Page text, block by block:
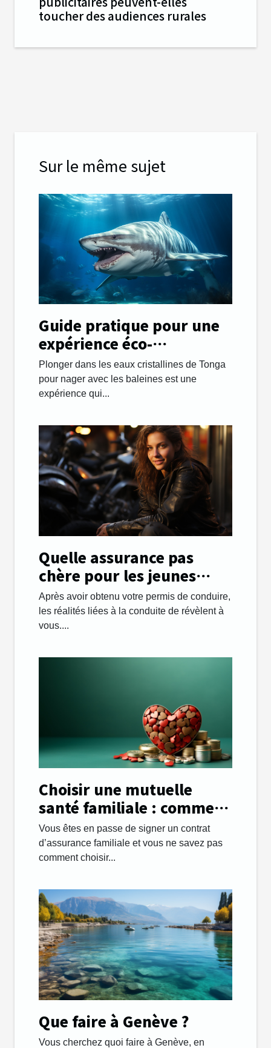
toucher des audiences rurales
Sur le même sujet
Guide pratique pour une
expérience éco-
responsable en nageant
avec les baleines à Tonga
Plonger dans les eaux cristallines de Tonga
pour nager avec les baleines est une
expérience qui...
Quelle assurance pas
chère pour les jeunes
automobilistes ?
Après avoir obtenu votre permis de conduire,
les réalités liées à la conduite de révèlent à
vous....
Choisir une mutuelle
santé familiale : comment
s’y prendre ?
Vous êtes en passe de signer un contrat
d’assurance familiale et vous ne savez pas
comment choisir...
Que faire à Genève ?
Vous cherchez quoi faire à Genève, en